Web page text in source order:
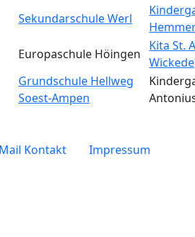
Sekundarschule Werl
Europaschule Höingen
Kita St.
Wickede
Grundschule Hellweg
Soest-Ampen
Kontakt
Impressum